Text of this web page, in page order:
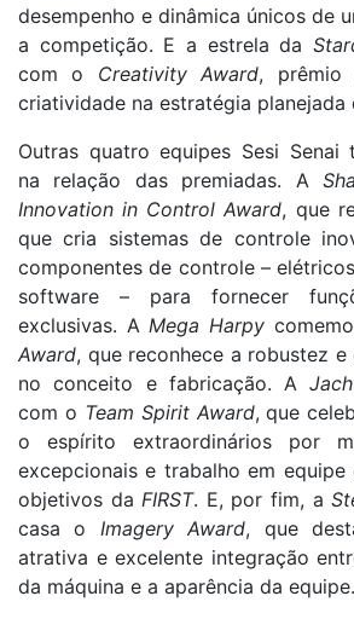
desempenho e dinâmica únicos de
a competição. E a estrela da
com o Creativity Award, prêmio
criatividade na estratégia planejada
Outras quatro equipes Sesi Senai
na relação das premiadas. A
Innovation in Control Award, que
que cria sistemas de controle
componentes de controle –
software – para fornecer
exclusivas. A Mega Harpy
Award, que reconhece a robustez
no conceito e fabricação. A
com o Team Spirit Award, que
o espírito extraordinários por
excepcionais e trabalho em
objetivos da FIRST. E, por fim, a
casa o Imagery Award, que
atrativa e excelente integração
da máquina e a aparência da equipe.